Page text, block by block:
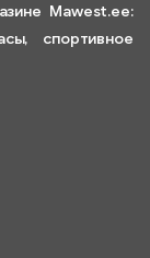
Mawest.ee:
спортивное